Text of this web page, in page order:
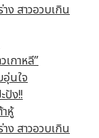
ง สาวอวบเกิน
กาหลี”
นใจ
ปัง!!
หู้
ง สาวอวบเกิน